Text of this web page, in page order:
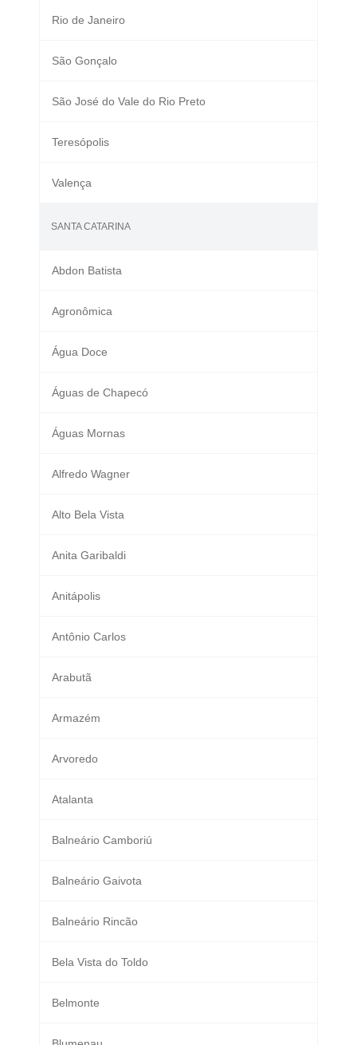
Rio de Janeiro
São Gonçalo
São José do Vale do Rio Preto
Teresópolis
Valença
SANTA CATARINA
Abdon Batista
Agronômica
Água Doce
Águas de Chapecó
Águas Mornas
Alfredo Wagner
Alto Bela Vista
Anita Garibaldi
Anitápolis
Antônio Carlos
Arabutã
Armazém
Arvoredo
Atalanta
Balneário Camboriú
Balneário Gaivota
Balneário Rincão
Bela Vista do Toldo
Belmonte